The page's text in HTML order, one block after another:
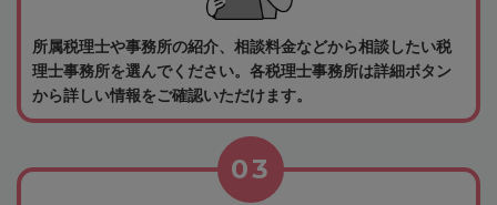
所属税理士や事務所の紹介、相談料金などから相談したい税
理士事務所を選んでください。各税理士事務所は詳細ボタン
から詳しい情報をご確認いただけます。
03